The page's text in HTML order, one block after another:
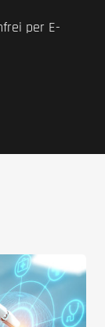
per E-